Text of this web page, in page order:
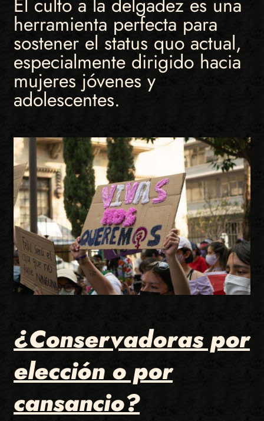
herramienta perfecta para
sostener el status quo actual,
especialmente dirigido hacia
mujeres jóvenes y
adolescentes.
¿Conservadoras por
elección o por
cansancio?